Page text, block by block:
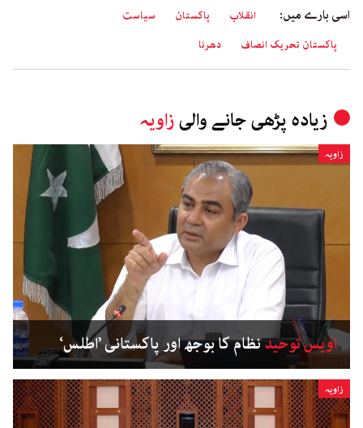
اسی بارے میں: انقلاب پاکستان
سیاست
پاکستان تحریک انصاف
دھرنا
زیادہ پڑھی جانے والیزاویہ
زاویہ
اویس توحیدنظام کا بوجھ اور پاکستانی ’اطلس‘
زاویہ